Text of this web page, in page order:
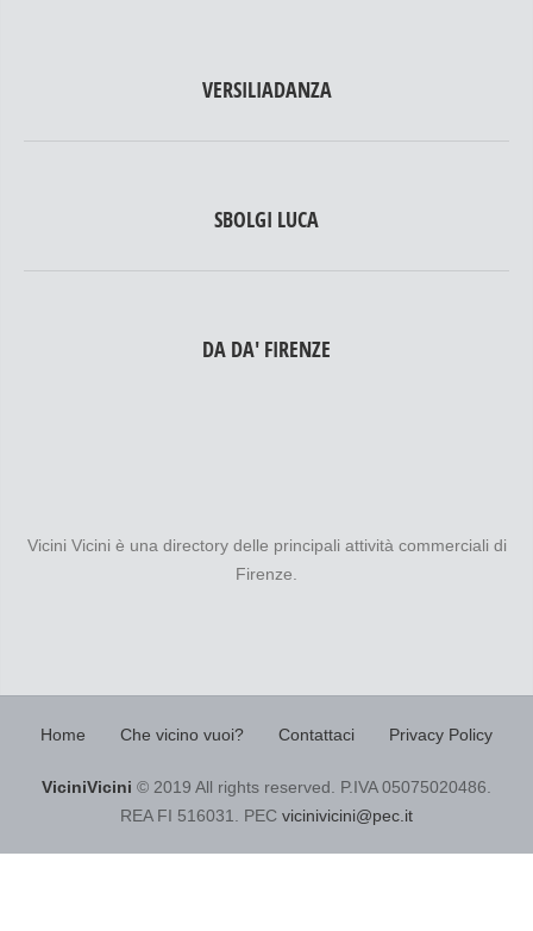
VERSILIADANZA
SBOLGI LUCA
DA DA' FIRENZE
Vicini Vicini è una directory delle principali attività commerciali di
Firenze.
Home Che vicino vuoi? Contattaci Privacy Policy
ViciniVicini © 2019 All rights reserved. P.IVA 05075020486.
REA FI 516031. PEC vicinivicini@pec.it